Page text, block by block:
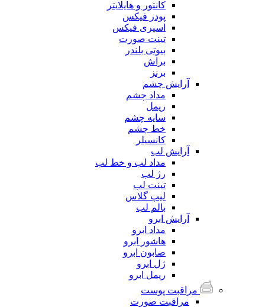
کانتور و هایلایتر
پودر فیکس
اسپری فیکس
تینت صورت
بیوتی بلندر
براش
برنز
آرایش چشم
مداد چشم
ریمل
سایه چشم
خط چشم
کانسیلر
آرایش لب
مداد لب و خط لب
رژ لب
تینت لب
لیپ گلاس
بالم لب
آرایش ابرو
مداد ابرو
هاشور ابرو
صابون ابرو
ژل ابرو
ریمل ابرو
مراقبت پوست
مراقبت صورت